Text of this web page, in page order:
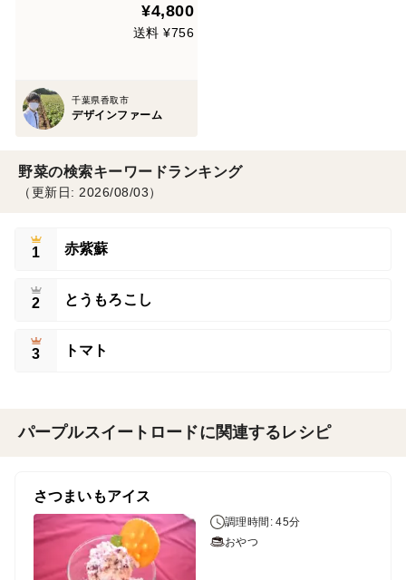
色でインスタ映え！熟成させ
ると甘みが増します！蒸し
¥4,800
送料 ¥756
千葉県香取市
デザインファーム
野菜の検索キーワードランキング
（更新日: 2026/08/03）
1 赤紫蘇
2 とうもろこし
3 トマト
パープルスイートロードに関連するレシピ
さつまいもアイス
調理時間: 45分
おやつ